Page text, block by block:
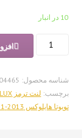
10 در انبار
تویوتا
هایلوکس
2013-
شناسه محصول: 0K340
برچسب: لنت ترمز HILUX
تویوتا هایلوکس 2013-2011